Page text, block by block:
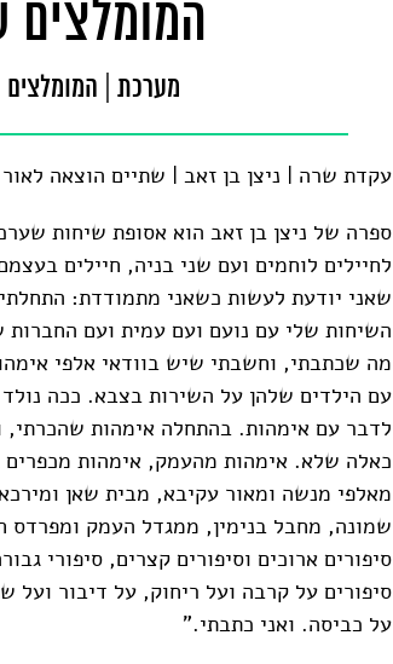
המומלצים של
מערכת המומלצים
עקדת שרה | ניצן בן זאב | שתיים הוצאה לאור | 62 ש"ח |
ספרה של ניצן בן זאב הוא אסופת שיחות
לחיילים לוחמים ועם שני בניה, חיילים
שאני יודעת לעשות כשאני מתמודדת:
השיחות שלי עם נועם ועם עמית ועם
מה שכתבתי, וחשבתי שיש בוודאי אלפי
עם הילדים שלהן על השירות בצבא. ככה
לדבר עם אימהות. בהתחלה אימהות
כאלה שלא. אימהות מהעמק, אימהות מכפרים
מאלפי מנשה ומאור עקיבא, מבית שאן
שמונה, מחבל בנימין, ממגדל העמק ומפרדס
סיפורים ארוכים וסיפורים קצרים, סיפורי
סיפורים על קרבה ועל ריחוק, על דיבור
על כביסה. ואני כתבתי.”